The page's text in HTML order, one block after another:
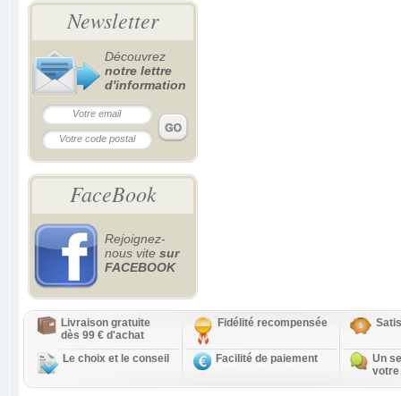
Newsletter
Découvrez
notre lettre
d'information
FaceBook
Rejoignez-
nous vite sur
FACEBOOK
Livraison gratuite
dès 99 € d'achat
Fidélité recompensée
Le choix et le conseil Facilité de paiement
Un
votre